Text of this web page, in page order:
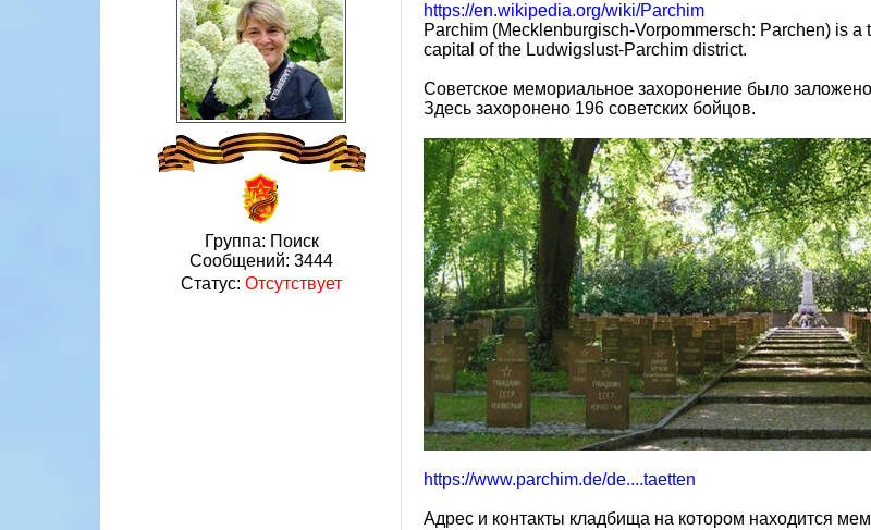
Группа: Поиск
Сообщений: 3444
Статус: Отсутствует
https://en.wikipedia.org/wiki/Parchim
Parchim (Mecklenburgisch-Vorpommersch: Parchen) is
capital of the Ludwigslust-Parchim district.
Советское мемориальное захоронение было
Здесь захоронено 196 советских бойцов.
https://www.parchim.de/de....taetten
Адрес и контакты кладбища на котором находится